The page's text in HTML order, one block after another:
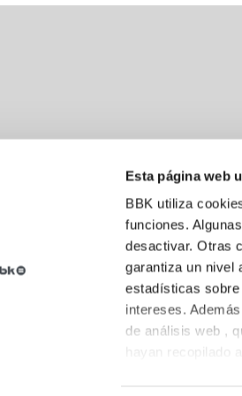
Esta página web
BBK utiliza
funciones.
desactivar. Otras
garantiza un nivel
estadísticas
intereses.
de análisis web ,
hayan recopilado